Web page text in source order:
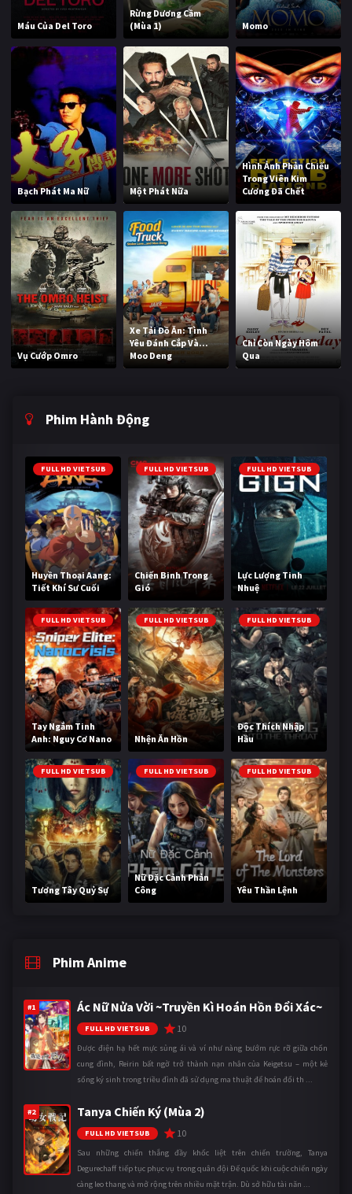
Máu Của Del Toro
Rừng Dương Cầm
(Mùa 1)
Momo
Bạch Phát Ma Nữ Một Phát Nữa
Hình Ảnh Phản Chiếu
Trong Viên Kim
Cương Đã Chết
Vụ Cướp Omro
Xe Tải Đồ Ăn: Tình
Yêu Đánh Cắp Và...
Moo Deng
Chỉ Còn Ngày Hôm
Qua
Phim Hành Động
FULL HD VIETSUB
Huyền Thoại Aang:
Tiết Khí Sư Cuối
Cùng
FULL HD VIETSUB
Chiến Binh Trong
Gió
FULL HD VIETSUB
Lực Lượng Tinh
Nhuệ
FULL HD VIETSUB
Tay Ngắm Tinh
Anh: Nguy Cơ Nano
FULL HD VIETSUB
Nhện Ăn Hồn
FULL HD VIETSUB
Độc Thích Nhập
Hầu
FULL HD VIETSUB
Tương Tây Quỷ Sự
FULL HD VIETSUB
Nữ Đặc Cảnh Phản
Công
FULL HD VIETSUB
Yêu Thần Lệnh
Phim Anime
#1 Ác Nữ Nửa Vời ~Truyền Kì Hoán Hồn Đổi Xác~
FULL HD VIETSUB 10
Được điện hạ hết mực sủng ái và ví như nàng bướm rực rỡ giữa chốn
cung đình, Reirin bất ngờ trở thành nạn nhân của Keigetsu – một kẻ
sống ký sinh trong triều đình đã sử dụng ma thuật để hoán đổi th ...
#2 Tanya Chiến Ký (Mùa 2)
FULL HD VIETSUB 10
Sau những chiến thắng đầy khốc liệt trên chiến trường, Tanya
Degurechaff tiếp tục phục vụ trong quân đội Đế quốc khi cuộc chiến ngày
càng leo thang và mở rộng trên nhiều mặt trận. Dù sở hữu tài năn ...